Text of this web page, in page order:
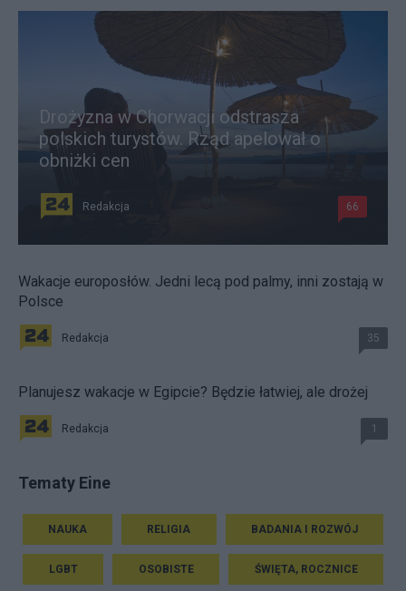
Drożyzna w Chorwacji odstrasza
polskich turystów. Rząd apelował o
obniżki cen
Redakcja 66
Wakacje europosłów. Jedni lecą pod palmy, inni zostają w
Polsce
Redakcja 35
Planujesz wakacje w Egipcie? Będzie łatwiej, ale drożej
Redakcja 1
Tematy Eine
NAUKA RELIGIA BADANIA I ROZWÓJ
LGBT OSOBISTE ŚWIĘTA, ROCZNICE